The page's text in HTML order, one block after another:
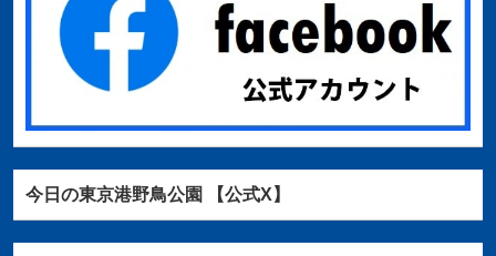
今日の東京港野鳥公園 【公式X】